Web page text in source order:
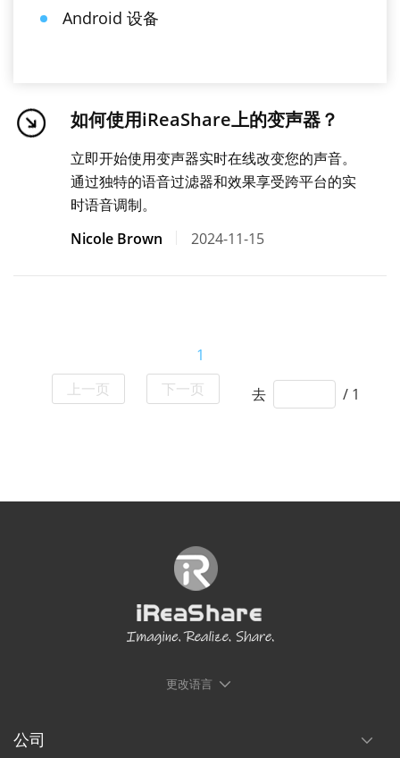
Android 设备
如何使用iReaShare上的变声器？
立即开始使用变声器实时在线改变您的声音。
通过独特的语音过滤器和效果享受跨平台的实
时语音调制。
Nicole Brown
2024-11-15
上一页
1
下一页
去 / 1
更改语言
公司